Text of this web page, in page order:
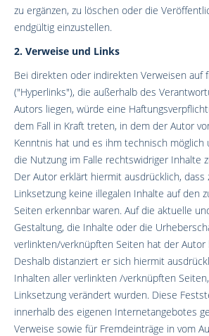
zu ergänzen, zu löschen oder die
endgültig einzustellen.
2. Verweise und Links
Bei direkten oder indirekten Verweisen auf
("Hyperlinks"), die außerhalb des
Autors liegen, würde eine
dem Fall in Kraft treten, in dem der Autor
Kenntnis hat und es ihm technisch möglich
die Nutzung im Falle rechtswidriger Inhalte
Der Autor erklärt hiermit ausdrücklich,
Linksetzung keine illegalen Inhalte auf den
Seiten erkennbar waren. Auf die aktuelle
Gestaltung, die Inhalte oder die
verlinkten/verknüpften Seiten hat der Autor
Deshalb distanziert er sich hiermit
Inhalten aller verlinkten /verknüpften
Linksetzung verändert wurden. Diese
innerhalb des eigenen Internetangebotes
Verweise sowie für Fremdeinträge in vom